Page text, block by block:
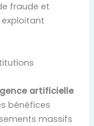
fraude et
exploitant
artificielle
bénéfices
massifs